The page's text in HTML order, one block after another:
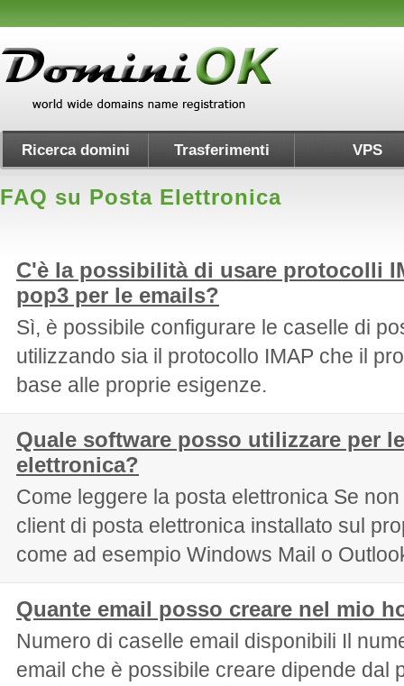
Ricerca domini Trasferimenti VPS
FAQ su Posta Elettronica
C'è la possibilità di usare protocolli
pop3 per le emails?
Sì, è possibile configurare le caselle di
utilizzando sia il protocollo IMAP che il
base alle proprie esigenze.
Quale software posso utilizzare per
elettronica?
Come leggere la posta elettronica Se
client di posta elettronica installato sul
come ad esempio Windows Mail o
Quante email posso creare nel mio
Numero di caselle email disponibili Il
email che è possibile creare dipende dal